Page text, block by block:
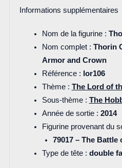
Informations supplémentaires
Nom de la figurine :
Nom complet : Thorin
Armor and Crown
Référence : lor106
Thème : The Lord of
Sous-thème : The
Année de sortie : 2014
Figurine provenant du
79017 – The Battle
Type de tête : double